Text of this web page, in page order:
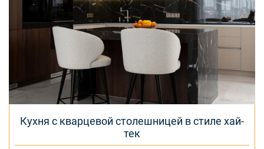
Кухня с кварцевой столешницей в стиле хай-
тек